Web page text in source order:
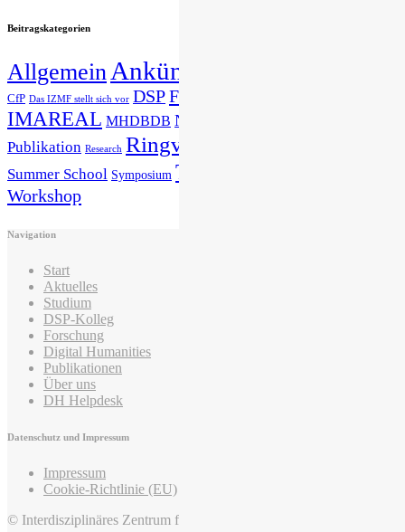
Beitragskategorien
Allgemein Ankündigungen
CfP Das IZMF stellt sich vor DSPForschung
IMAREAL MHDBDB Nachwuchsnetzwerk
Publikation Research Ringvorlesung
Summer School Symposium Tagung
Workshop
Navigation
Start
Aktuelles
Studium
DSP-Kolleg
Forschung
Digital Humanities
Publikationen
Über uns
DH Helpdesk
Datenschutz und Impressum
Impressum
Cookie-Richtlinie (EU)
© Interdisziplinäres Zentrum für Mittelalter und Frühneuzeit, 2022